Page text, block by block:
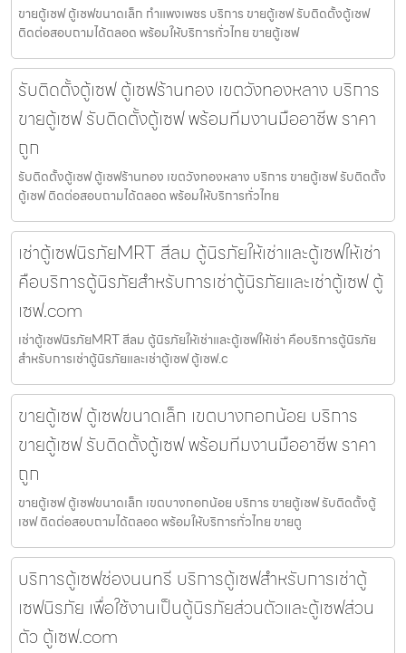
ขายตู้เซฟ ตู้เซฟขนาดเล็ก กำแพงเพชร บริการ ขายตู้เซฟ รับติดตั้งตู้เซฟ
ติดต่อสอบถามได้ตลอด พร้อมให้บริการทั่วไทย ขายตู้เซฟ
รับติดตั้งตู้เซฟ ตู้เซฟร้านทอง เขตวังทองหลาง บริการ
ขายตู้เซฟ รับติดตั้งตู้เซฟ พร้อมทีมงานมืออาชีพ ราคา
ถูก
รับติดตั้งตู้เซฟ ตู้เซฟร้านทอง เขตวังทองหลาง บริการ ขายตู้เซฟ รับติดตั้ง
ตู้เซฟ ติดต่อสอบถามได้ตลอด พร้อมให้บริการทั่วไทย
เช่าตู้เซฟนิรภัยMRT สีลม ตู้นิรภัยให้เช่าและตู้เซฟให้เช่า
คือบริการตู้นิรภัยสำหรับการเช่าตู้นิรภัยและเช่าตู้เซฟ ตู้
เซฟ.com
เช่าตู้เซฟนิรภัยMRT สีลม ตู้นิรภัยให้เช่าและตู้เซฟให้เช่า คือบริการตู้นิรภัย
สำหรับการเช่าตู้นิรภัยและเช่าตู้เซฟ ตู้เซฟ.c
ขายตู้เซฟ ตู้เซฟขนาดเล็ก เขตบางกอกน้อย บริการ
ขายตู้เซฟ รับติดตั้งตู้เซฟ พร้อมทีมงานมืออาชีพ ราคา
ถูก
ขายตู้เซฟ ตู้เซฟขนาดเล็ก เขตบางกอกน้อย บริการ ขายตู้เซฟ รับติดตั้งตู้
เซฟ ติดต่อสอบถามได้ตลอด พร้อมให้บริการทั่วไทย ขายตู
บริการตู้เซฟช่องนนทรี บริการตู้เซฟสำหรับการเช่าตู้
เซฟนิรภัย เพื่อใช้งานเป็นตู้นิรภัยส่วนตัวและตู้เซฟส่วน
ตัว ตู้เซฟ.com